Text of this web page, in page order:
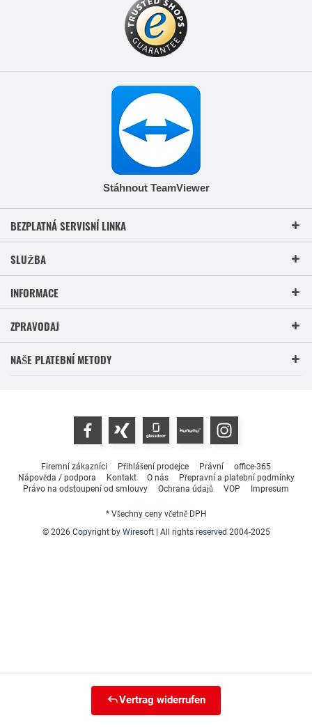
Stáhnout TeamViewer
BEZPLATNÁ SERVISNÍ LINKA
SLUŽBA
INFORMACE
ZPRAVODAJ
NAŠE PLATEBNÍ METODY
Firemní zákazníci Přihlášení prodejce Právní
office-365
Nápověda / podpora
Kontakt O nás
Přepravní a platební podmínky
Právo na odstoupení od smlouvy
Ochrana údajů VOP Impresum
* Všechny ceny včetně DPH
© 2026 Copyright by Wiresoft | All rights reserved 2004-2025
Vertrag widerrufen